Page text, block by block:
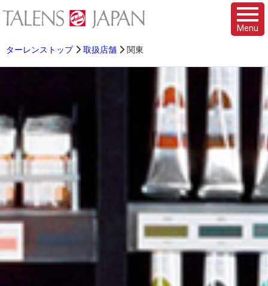
Menu
ターレンストップ 取扱店舗 関東